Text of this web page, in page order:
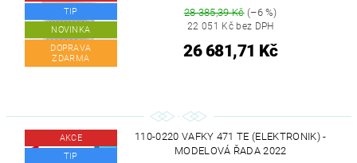
TIP
NOVINKA
DOPRAVA
ZDARMA
28 385,39 Kč(–6 %)
22 051 Kč bez DPH
26 681,71 Kč
AKCE
TIP
110-0220 VAFKY 471 TE (ELEKTRONIK) -
MODELOVÁ ŘADA 2022